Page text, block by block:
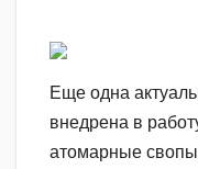
Еще одна
внедрена в
атомарные